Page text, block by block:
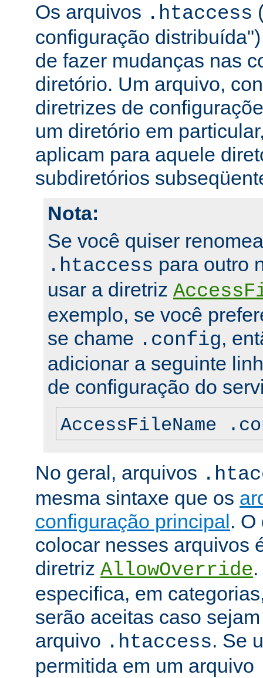
Os arquivos .htaccess
configuração
de fazer mudanças nas
diretório. Um arquivo,
diretrizes de
um diretório em
aplicam para aquele
subdiretórios
Nota:
Se você quiser
.htaccess para outro
usar a diretriz
exemplo, se você
se chame .config,
adicionar a seguinte
de configuração do
AccessFileName
No geral, arquivos
mesma sintaxe que os
configuração principal. O
colocar nesses arquivos
diretriz AllowOverride
especifica, em
serão aceitas caso
arquivo .htaccess. Se
permitida em um arquivo